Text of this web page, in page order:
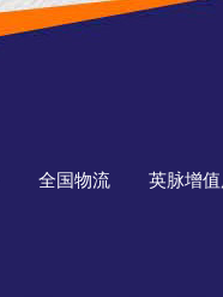
全国物流 英脉增